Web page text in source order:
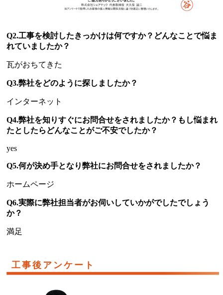
Q2.工事を検討したきっかけは何ですか？どんなことで悩ま
れていましたか？
瓦がおちてきた
Q3.弊社をどのように探しましたか？
インターネット
Q4.弊社を知りすぐにお問合せをされましたか？もし悩まれ
たとしたらどんなことがご不安でしたか？
yes
Q5.何が決め手となり弊社にお問合せをされましたか？
ホームページ
Q6.実際に弊社担当者がお伺いしていかがでしたでしょう
か？
満足
工事後アンケート